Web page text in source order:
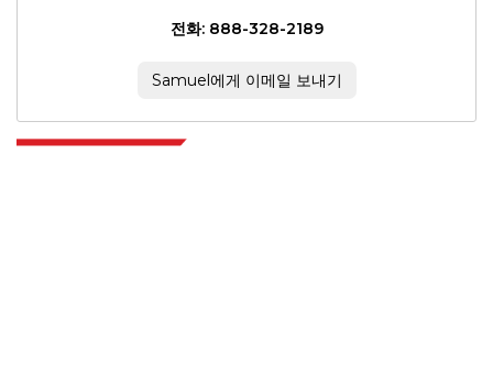
전화: 888-328-2189
Samuel에게 이메일 보내기